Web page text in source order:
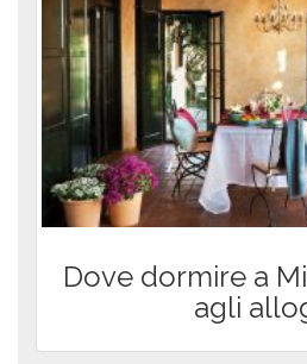
Dove dormire a
agli